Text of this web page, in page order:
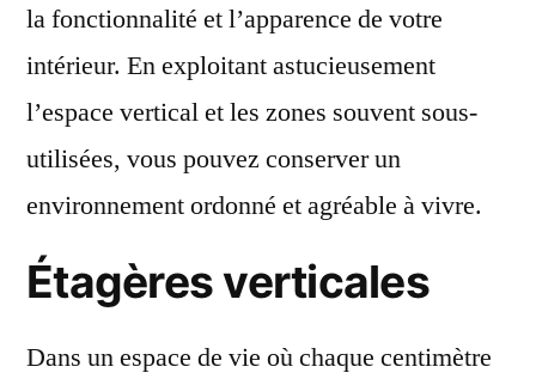
la fonctionnalité et l’apparence de votre
intérieur. En exploitant astucieusement
l’espace vertical et les zones souvent sous-
utilisées, vous pouvez conserver un
environnement ordonné et agréable à vivre.
Étagères verticales
Dans un espace de vie où chaque centimètre